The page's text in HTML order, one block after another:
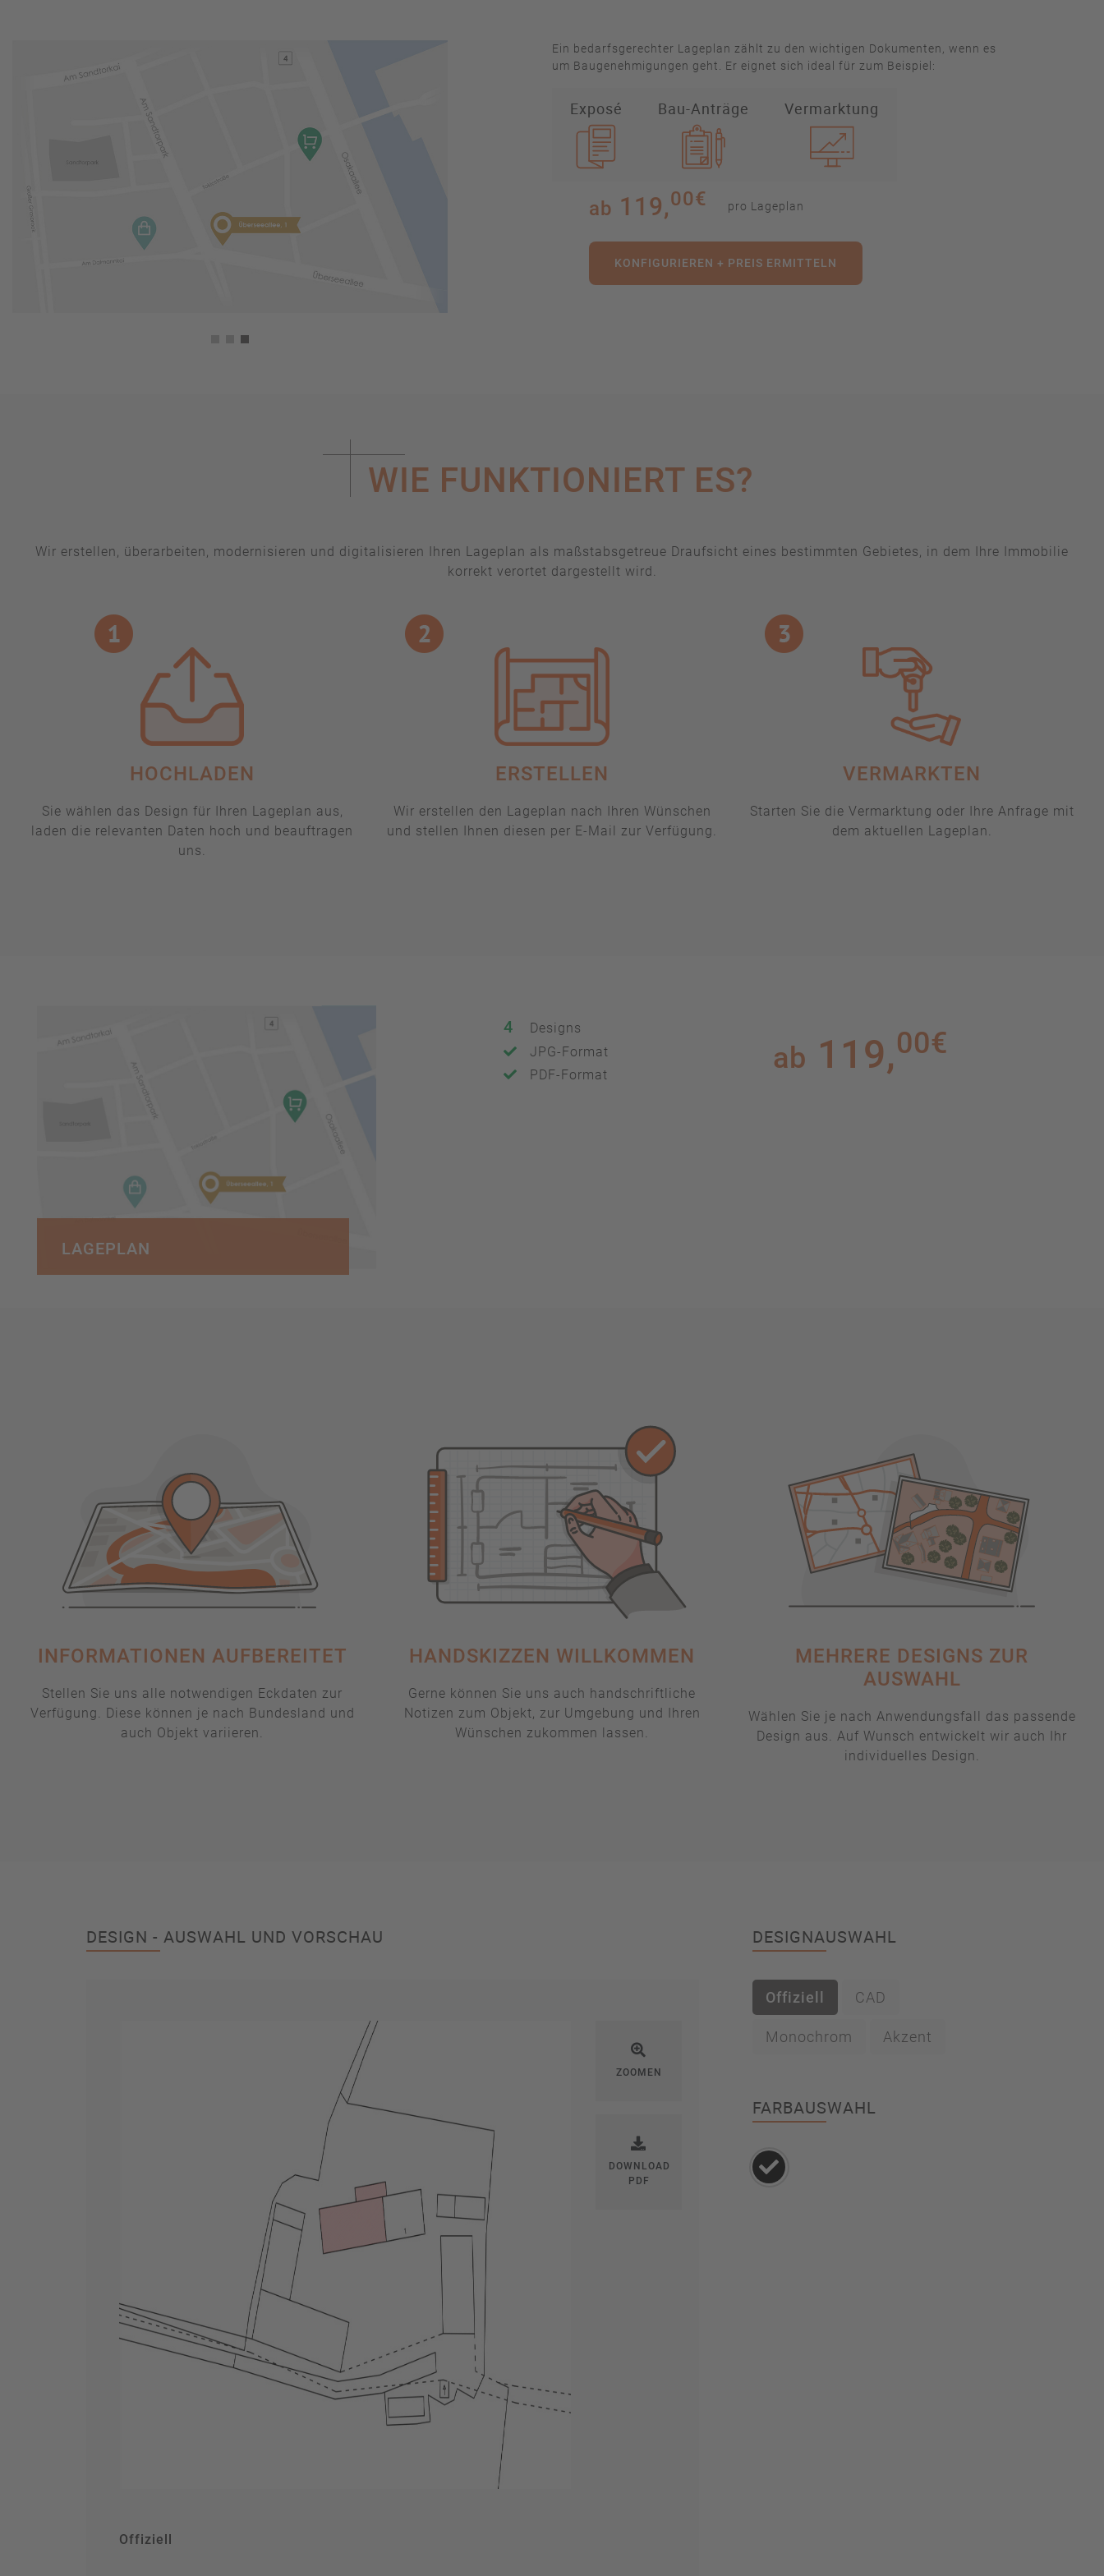
Ein bedarfsgerechter Lageplan zählt zu den wichtigen Dokumenten, wenn es
um Baugenehmigungen geht. Er eignet sich ideal für zum Beispiel:
Exposé Bau-Anträge Vermarktung
ab 119,00€ pro Lageplan
KONFIGURIEREN + PREIS ERMITTELN
WIE FUNKTIONIERT ES?
Wir erstellen, überarbeiten, modernisieren und digitalisieren Ihren Lageplan als maßstabsgetreue Draufsicht eines bestimmten Gebietes, in dem Ihre Immobilie
korrekt verortet dargestellt wird.
HOCHLADEN
Sie wählen das Design für Ihren Lageplan aus,
laden die relevanten Daten hoch und beauftragen
uns.
ERSTELLEN
Wir erstellen den Lageplan nach Ihren Wünschen
und stellen Ihnen diesen per E-Mail zur Verfügung.
VERMARKTEN
Starten Sie die Vermarktung oder Ihre Anfrage mit
dem aktuellen Lageplan.
LAGEPLAN
4
Designs
JPG-Format
PDF-Format
ab 119,00€
INFORMATIONEN AUFBEREITET
Stellen Sie uns alle notwendigen Eckdaten zur
Verfügung. Diese können je nach Bundesland und
auch Objekt variieren.
HANDSKIZZEN WILLKOMMEN
Gerne können Sie uns auch handschriftliche
Notizen zum Objekt, zur Umgebung und Ihren
Wünschen zukommen lassen.
MEHRERE DESIGNS ZUR
AUSWAHL
Wählen Sie je nach Anwendungsfall das passende
Design aus. Auf Wunsch entwickelt wir auch Ihr
individuelles Design.
DESIGN - AUSWAHL UND VORSCHAU
ZOOMEN
DOWNLOAD
PDF
Offiziell
DESIGNAUSWAHL
Offiziell CAD
Monochrom Akzent
FARBAUSWAHL